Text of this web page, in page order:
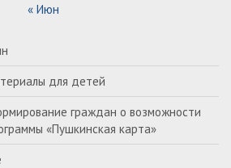
« Июн
для детей
граждан о возможности
«Пушкинская карта»